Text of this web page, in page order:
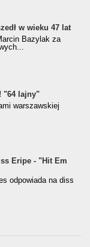
w wieku 47 lat
Bazylak za
"64 lajny"
warszawskiej
Eripe - "Hit Em
odpowiada na diss